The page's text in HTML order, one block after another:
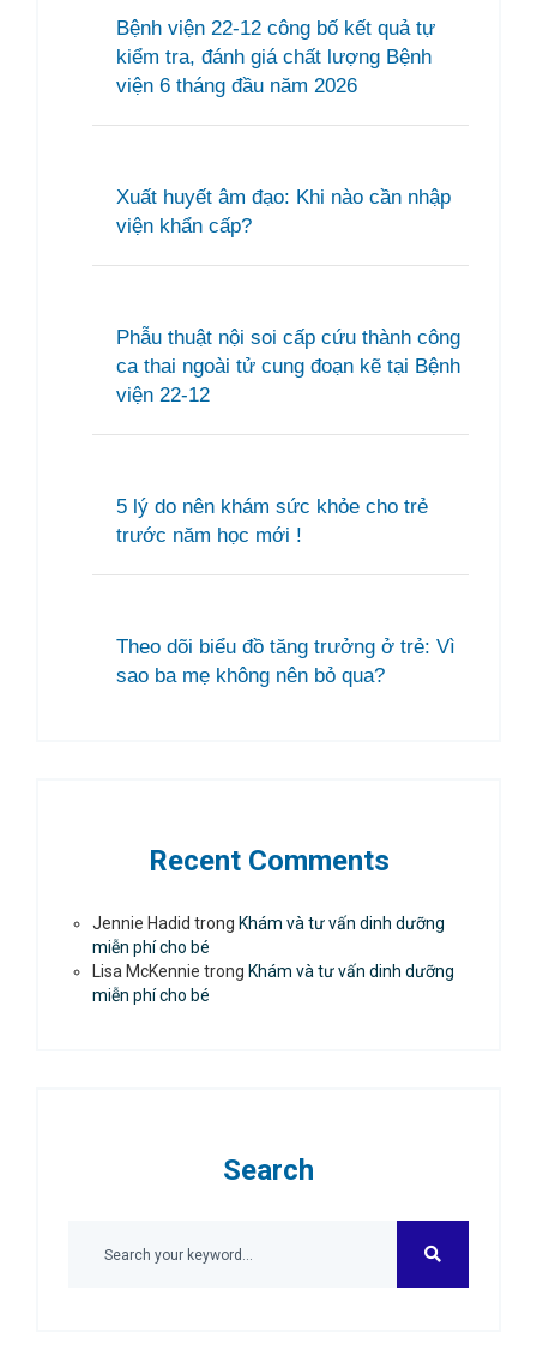
Bệnh viện 22-12 công bố kết quả tự
kiểm tra, đánh giá chất lượng Bệnh
viện 6 tháng đầu năm 2026
Xuất huyết âm đạo: Khi nào cần nhập
viện khẩn cấp?
Phẫu thuật nội soi cấp cứu thành công
ca thai ngoài tử cung đoạn kẽ tại Bệnh
viện 22-12
5 lý do nên khám sức khỏe cho trẻ
trước năm học mới !
Theo dõi biểu đồ tăng trưởng ở trẻ: Vì
sao ba mẹ không nên bỏ qua?
Recent Comments
Jennie Hadid trong Khám và tư vấn dinh dưỡng
miễn phí cho bé
Lisa McKennie trong Khám và tư vấn dinh dưỡng
miễn phí cho bé
Search